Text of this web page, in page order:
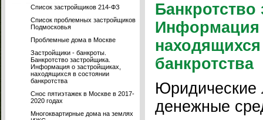
Список застройщиков 214-ФЗ
Список проблемных застройщиков
Подмосковья
Проблемные дома в Москве
Застройщики - банкроты.
Банкротство застройщика.
Информация о застройщиках,
находящихся в состоянии
банкротства
Снос пятиэтажек в Москве в 2017-
2020 годах
Многоквартирные дома на землях
Банкротство
Информация
банкротства
Юридические
денежные